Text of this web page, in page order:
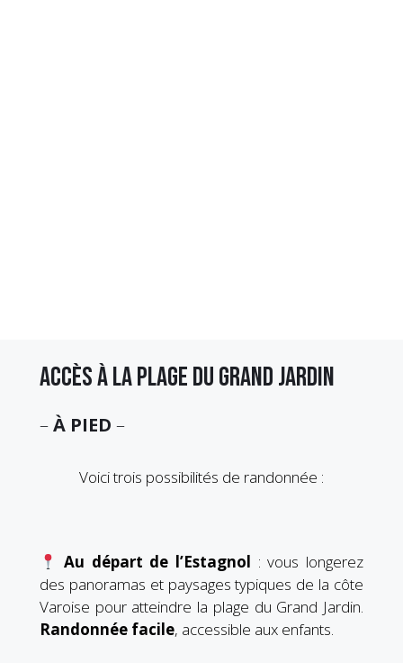
Accès à la plage du Grand Jardin
–À PIED –
Voici trois possibilités de randonnée :
Au départ de l’Estagnol : vous longerez
des panoramas et paysages typiques de la côte
Varoise pour atteindre la plage du Grand Jardin.
Randonnée facile, accessible aux enfants.